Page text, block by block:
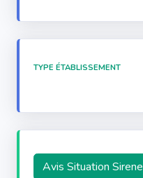
TYPE ÉTABLISSEMENT
Avis Situation Sirene